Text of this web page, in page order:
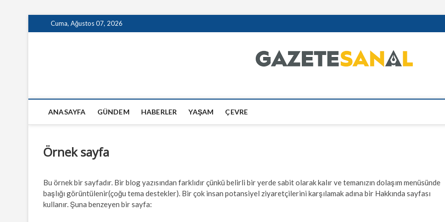
to
Cuma, Ağustos 07, 2026
ANASAYFA GÜNDEM HABERLER YAŞAM ÇEVRE
Örnek sayfa
Bu örnek bir sayfadır. Bir blog yazısından farklıdır çünkü belirli bir yerde sabit olarak kalır ve temanızın dolaşım menüsünde
başlığı görüntülenir(çoğu tema destekler). Bir çok insan potansiyel ziyaretçilerini karşılamak adına bir Hakkında sayfası
kullanır. Şuna benzeyen bir sayfa: